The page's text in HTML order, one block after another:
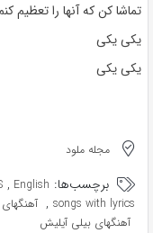
تماشا کن که آنها را تعظیم
یکی یکی
یکی یکی
مجله ملود
برچسب‌ها: , English
songs with lyrics
, آهنگهای Billie Eilish با متن
آهنگهای بیلی آیلیش